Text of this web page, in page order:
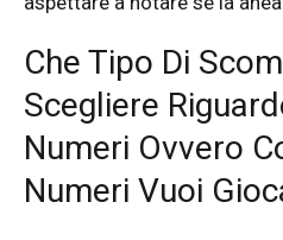
Che Tipo Di
Scegliere
Numeri Ovvero
Numeri Vuoi